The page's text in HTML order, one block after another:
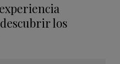
los